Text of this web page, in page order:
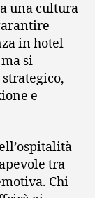
una cultura
in hotel
si
e
tra
Chi